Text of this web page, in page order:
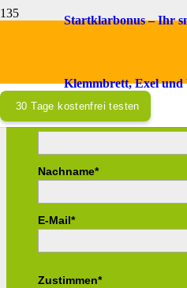
Startklarbonus – Ihr
Klemmbrett, Exel und
30 Tage kostenfrei testen
Vorname*
Nachname*
E-Mail*
Zustimmen*